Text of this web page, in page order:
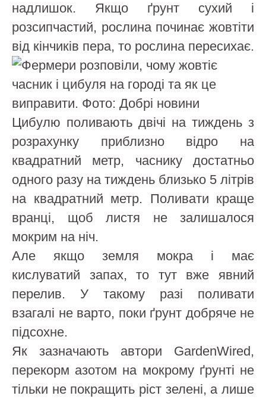
надлишок. Якщо ґрунт сухий і
розсипчастий, рослина починає жовтіти
від кінчиків пера, то рослина пересихає.
Цибулю поливають двічі на тиждень з
розрахунку приблизно відро на
квадратний метр, часнику достатньо
одного разу на тиждень близько 5 літрів
на квадратний метр. Поливати краще
вранці, щоб листя не залишалося
мокрим на ніч.
Але якщо земля мокра і має
кислуватий запах, то тут вже явний
перелив. У такому разі поливати
взагалі не варто, поки ґрунт добряче не
підсохне.
Як зазначають автори GardenWired,
перекорм азотом на мокрому ґрунті не
тільки не покращить ріст зелені, а лише